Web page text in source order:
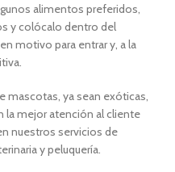
alimentos preferidos,
y colócalo dentro del
motivo para entrar y, a la
mascotas, ya sean exóticas,
mejor atención al cliente
nuestros servicios de
y peluquería.